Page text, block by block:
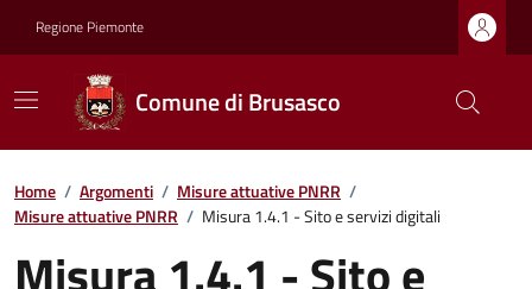
Regione Piemonte
Comune di Brusasco
Home / Argomenti / Misure attuative PNRR /
Misure attuative PNRR / Misura 1.4.1 - Sito e servizi digitali